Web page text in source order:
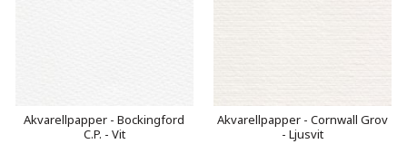
Akvarellpapper - Bockingford
C.P. - Vit
Akvarellpapper - Cornwall Grov
- Ljusvit